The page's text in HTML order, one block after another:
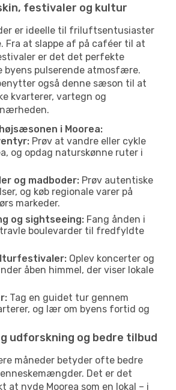
festivaler og kultur
er ideelle til friluftsentusiaster
Fra at slappe af på caféer til at
er det det perfekte
byens pulserende atmosfære.
også denne sæson til at
kvarterer, vartegn og
i Moorea:
Prøv at vandre eller cykle
og opdag naturskønne ruter i
og madboder: Prøv autentiske
og køb regionale varer på
markeder.
og sightseeing: Fang ånden i
travle boulevarder til fredfyldte
Oplev koncerter og
åben himmel, der viser lokale
Tag en guidet tur gennem
og lær om byens fortid og
udforskning og bedre tilbud
måneder betyder ofte bedre
Det er det
at nyde Moorea som en lokal – i